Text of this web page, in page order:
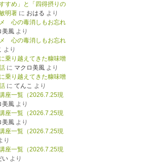
すめ」と「四得摂りの
明著に おはる より
心の毒消しもお忘れ
美風より
心の毒消しもお忘れ
より
乗り越えてきた糠味噌
に マクロ美風より
乗り越えてきた糠味噌
に てんこ より
座一覧（2026.7.25現
美風より
座一覧（2026.7.25現
美風より
座一覧（2026.7.25現
り
座一覧（2026.7.25現
いより